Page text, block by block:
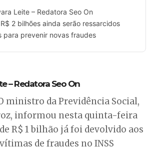
Leite – Redatora Seo On
2 bilhões ainda serão ressarcidos
para prevenir novas fraudes
– Redatora Seo On
ministro da Previdência Social,
informou nesta quinta-feira
R$ 1 bilhão já foi devolvido aos
de fraudes no INSS